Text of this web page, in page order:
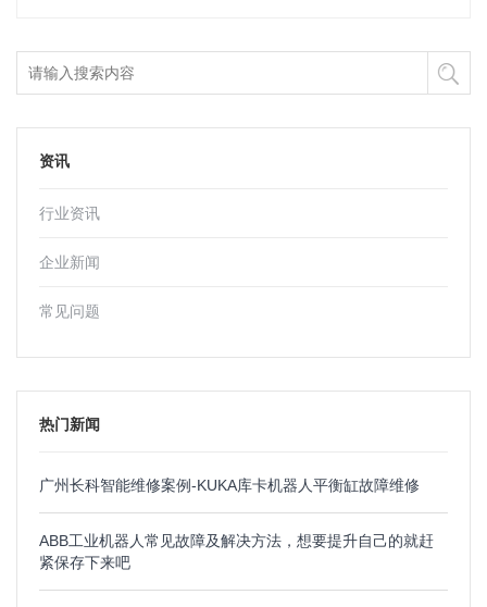
资讯
行业资讯
企业新闻
常见问题
热门新闻
广州长科智能维修案例-KUKA库卡机器人平衡缸故障维修
ABB工业机器人常见故障及解决方法，想要提升自己的就赶
紧保存下来吧